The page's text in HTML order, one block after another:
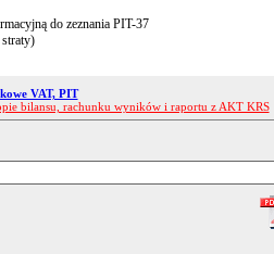
do zeznania PIT-37
VAT, PIT
bilansu, rachunku wyników i raportu z AKT KRS